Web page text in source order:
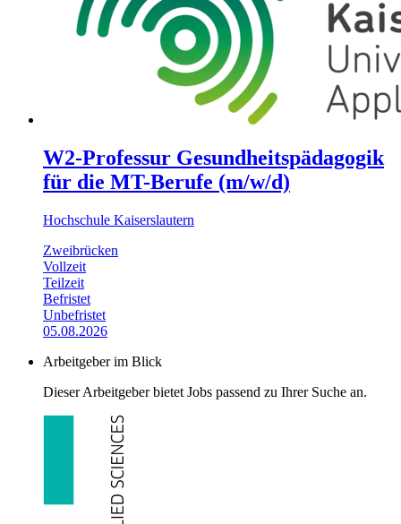
W2-Professur Gesundheitspädagogik
für die MT-Berufe (m/w/d)
Hochschule Kaiserslautern
Zweibrücken
Vollzeit
Teilzeit
Befristet
Unbefristet
05.08.2026
Arbeitgeber im Blick
Dieser Arbeitgeber bietet Jobs passend zu Ihrer Suche an.